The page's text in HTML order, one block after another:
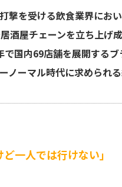
撃を受ける飲食業界にお
酒屋チェーンを立ち上げ
で国内69店舗を展開する
ノーマル時代に求められ
一人では行けない」